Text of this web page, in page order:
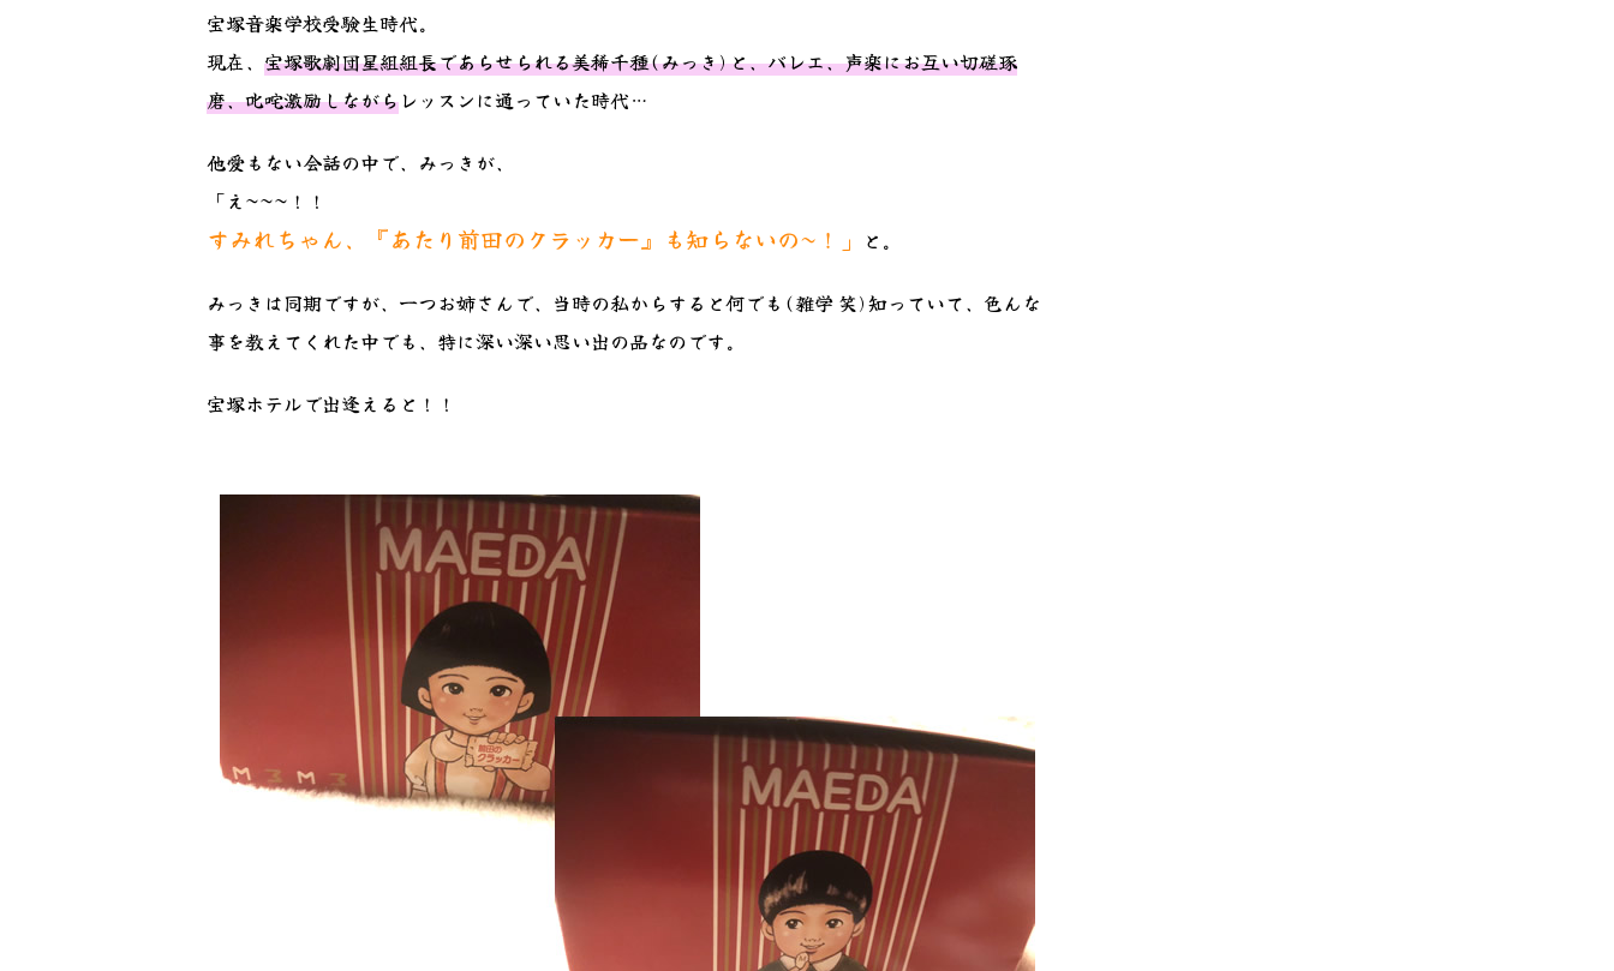
宝塚音楽学校受験生時代。
現在、 宝塚歌劇団星組組長であらせられる美稀千種(みっき)と、バレエ、声楽にお互い切磋琢
磨、叱咤激励しながらレッスンに通っていた時代…
他愛もない会話の中で、みっきが、
「え~~~！！
すみれちゃん、『あたり前田のクラッカー』も知らないの~！」 と。
みっきは同期ですが、一つお姉さんで、当時の私からすると何でも(雑学 笑)知っていて、色んな
事を教えてくれた中でも、特に深い深い思い出の品なのです。
宝塚ホテルで出逢えると！！